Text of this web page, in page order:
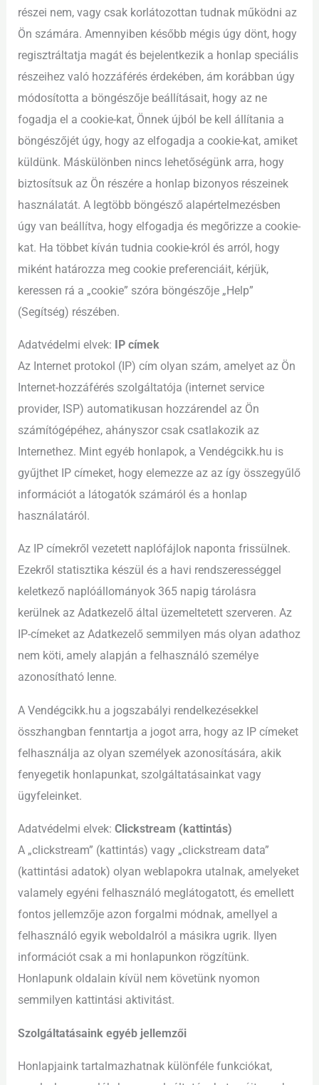
részei nem, vagy csak korlátozottan tudnak működni az
Ön számára. Amennyiben később mégis úgy dönt, hogy
regisztráltatja magát és bejelentkezik a honlap speciális
részeihez való hozzáférés érdekében, ám korábban úgy
módosította a böngészője beállításait, hogy az ne
fogadja el a cookie-kat, Önnek újból be kell állítania a
böngészőjét úgy, hogy az elfogadja a cookie-kat, amiket
küldünk. Máskülönben nincs lehetőségünk arra, hogy
biztosítsuk az Ön részére a honlap bizonyos részeinek
használatát. A legtöbb böngésző alapértelmezésben
úgy van beállítva, hogy elfogadja és megőrizze a cookie-
kat. Ha többet kíván tudnia cookie-król és arról, hogy
miként határozza meg cookie preferenciáit, kérjük,
keressen rá a „cookie” szóra böngészője „Help”
(Segítség) részében.
Adatvédelmi elvek: IP címek
Az Internet protokol (IP) cím olyan szám, amelyet az Ön
Internet-hozzáférés szolgáltatója (internet service
provider, ISP) automatikusan hozzárendel az Ön
számítógépéhez, ahányszor csak csatlakozik az
Internethez. Mint egyéb honlapok, a Vendégcikk.hu is
gyűjthet IP címeket, hogy elemezze az az így összegyűlő
információt a látogatók számáról és a honlap
használatáról.
Az IP címekről vezetett naplófájlok naponta frissülnek.
Ezekről statisztika készül és a havi rendszerességgel
keletkező naplóállományok 365 napig tárolásra
kerülnek az Adatkezelő által üzemeltetett szerveren. Az
IP-címeket az Adatkezelő semmilyen más olyan adathoz
nem köti, amely alapján a felhasználó személye
azonosítható lenne.
A Vendégcikk.hu a jogszabályi rendelkezésekkel
összhangban fenntartja a jogot arra, hogy az IP címeket
felhasználja az olyan személyek azonosítására, akik
fenyegetik honlapunkat, szolgáltatásainkat vagy
ügyfeleinket.
Adatvédelmi elvek:Clickstream (kattintás)
A „clickstream” (kattintás) vagy „clickstream data”
(kattintási adatok) olyan weblapokra utalnak, amelyeket
valamely egyéni felhasználó meglátogatott, és emellett
fontos jellemzője azon forgalmi módnak, amellyel a
felhasználó egyik weboldalról a másikra ugrik. Ilyen
információt csak a mi honlapunkon rögzítünk.
Honlapunk oldalain kívül nem követünk nyomon
semmilyen kattintási aktivitást.
Szolgáltatásaink egyéb jellemzői
Honlapjaink tartalmazhatnak különféle funkciókat,